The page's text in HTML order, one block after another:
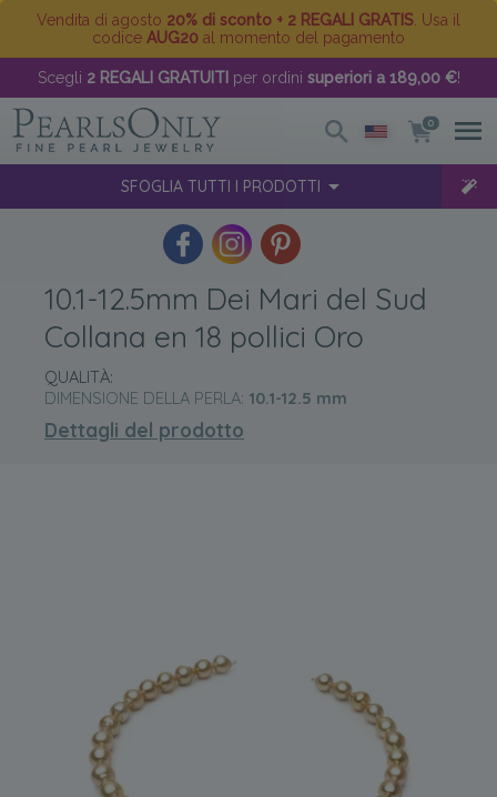
Vendita di agosto 20% di sconto + 2 REGALI GRATIS . Usa il
codice AUG20 al momento del pagamento
Scegli 2 REGALI GRATUITI per ordini superiori a 189,00 €!
0
SFOGLIA TUTTI I PRODOTTI
10.1-12.5mm Dei Mari del Sud
Collana en 18 pollici Oro
QUALITÀ:
DIMENSIONE DELLA PERLA: 10.1-12.5 mm
Dettagli del prodotto